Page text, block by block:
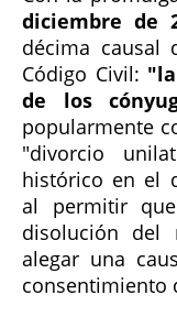
diciembre de
décima causal
Código Civil:
de los
popularmente
"divorcio
histórico en el
al permitir
disolución del
alegar una
consentimiento